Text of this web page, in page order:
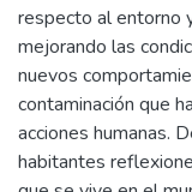
respecto al entorno
mejorando las
nuevos
contaminación que
acciones humanas.
habitantes